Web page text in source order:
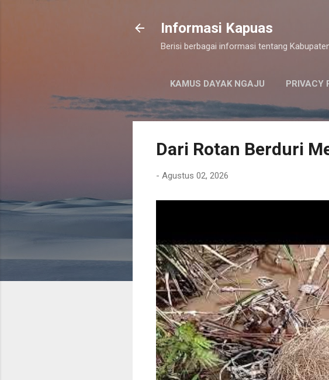
Informasi Kapuas
Berisi berbagai informasi tentang
KAMUS DAYAK NGAJU PRIVACY
Dari Rotan Berduri
- Agustus 02, 2026